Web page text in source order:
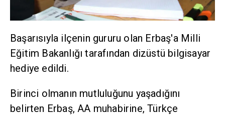
Başarısıyla ilçenin gururu olan Erbaş'a Milli
Eğitim Bakanlığı tarafından dizüstü bilgisayar
hediye edildi.
Birinci olmanın mutluluğunu yaşadığını
belirten Erbaş, AA muhabirine, Türkçe